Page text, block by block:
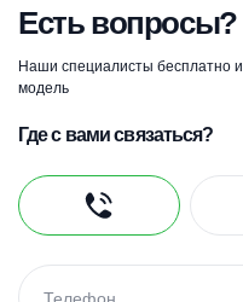
Есть вопросы?
Наши специалисты бесплатно
модель
Где с вами связаться?